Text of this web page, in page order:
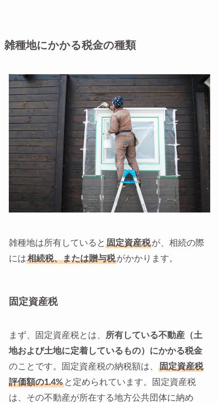
雑種地にかかる税金の種類
雑種地は所有していると 固定資産税が、相続の際
には相続税、または贈与税がかかります。
固定資産税
まず、固定資産税とは、
所有している不動産（土
地および土地に定着しているもの）にかかる税金
のことです。固定資産税の納税額は、
固定資産税
評価額の1.4%と定められています。固定資産税
は、その不動産が所在する地方公共団体に納め